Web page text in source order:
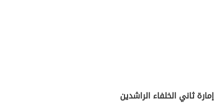
إمارة ثاني الخلفاء الراشدين